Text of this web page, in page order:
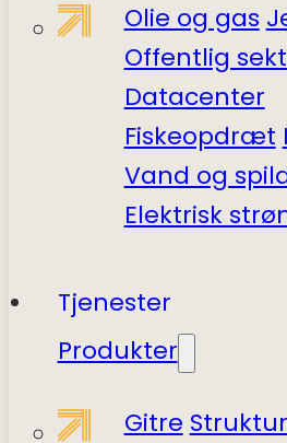
Olie og gas
Offentlig
Datacenter
Fiskeopdræt
Vand og
Elektrisk
Tjenester
Produkter
Gitre